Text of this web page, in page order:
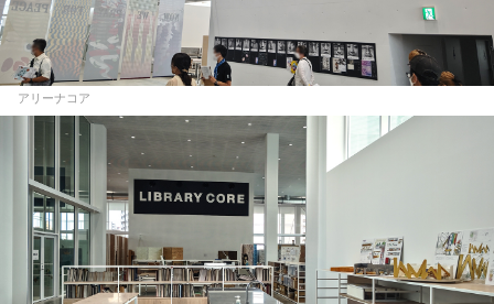
アリーナコア